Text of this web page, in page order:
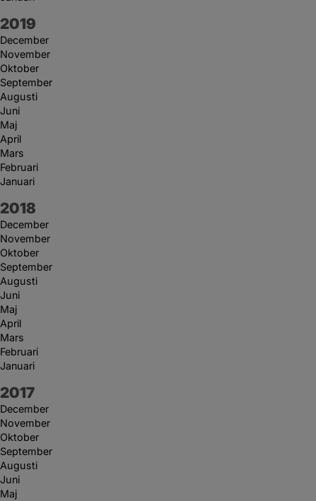
År:
2019
December
November
Oktober
September
Augusti
Juni
Maj
April
Mars
Februari
Januari
År:
2018
December
November
Oktober
September
Augusti
Juni
Maj
April
Mars
Februari
Januari
År:
2017
December
November
Oktober
September
Augusti
Juni
Maj